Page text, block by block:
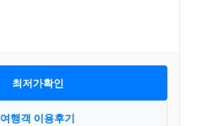
최저가확인
여행객 이용후기